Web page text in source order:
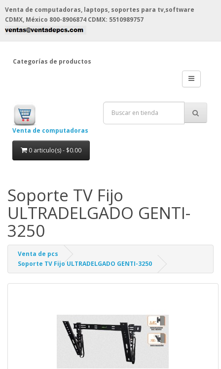
Venta de computadoras, laptops, soportes para tv,software
CDMX, México 800-8906874 CDMX: 5510989757
Categorías de productos
Venta de computadoras
0 articulo(s) - $0.00
Soporte TV Fijo
ULTRADELGADO GENTI-
3250
Venta de pcs
Soporte TV Fijo ULTRADELGADO GENTI-3250